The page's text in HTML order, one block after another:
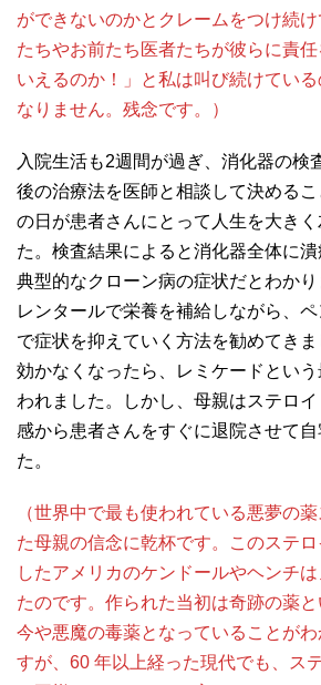
ができないのかとクレームをつけ続
たちやお前たち医者たちが彼らに責
いえるのか！」と私は叫び続けてい
なりません。残念です。）
入院生活も2週間が過ぎ、消化器の検
後の治療法を医師と相談して決める
の日が患者さんにとって人生を大き
た。検査結果によると消化器全体に潰
典型的なクローン病の症状だとわか
レンタールで栄養を補給しながら、
で症状を抑えていく方法を勧めてき
効かなくなったら、レミケードとい
われました。しかし、母親はステロ
感から患者さんをすぐに退院させて
た。
（世界中で最も使われている悪夢の
た母親の信念に乾杯です。このステ
したアメリカのケンドールやヘンチ
たのです。作られた当初は奇跡の薬と
今や悪魔の毒薬となっていることが
すが、60 年以上経った現代でも、ス